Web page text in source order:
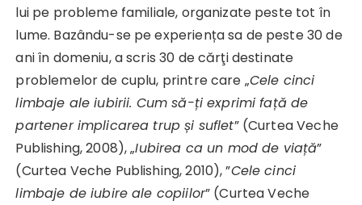
lui pe probleme familiale, organizate peste tot în
lume. Bazându-se pe experiența sa de peste 30 de
ani în domeniu, a scris 30 de cărţi destinate
problemelor de cuplu, printre care „Cele cinci
limbaje ale iubirii. Cum să-ți exprimi față de
partener implicarea trup și suflet” (Curtea Veche
Publishing, 2008), „Iubirea ca un mod de viață”
(Curtea Veche Publishing, 2010), ”Cele cinci
limbaje de iubire ale copiilor” (Curtea Veche